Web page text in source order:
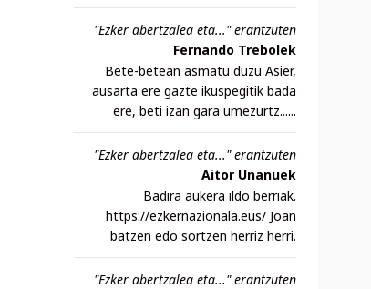
"Ezker abertzalea eta..." erantzuten
Fernando Trebolek
Bete-betean asmatu duzu Asier,
ausarta ere gazte ikuspegitik bada
ere, beti izan gara umezurtz......
"Ezker abertzalea eta..." erantzuten
Aitor Unanuek
Badira aukera ildo berriak.
https://ezkernazionala.eus/ Joan
batzen edo sortzen herriz herri.
"Ezker abertzalea eta..." erantzuten